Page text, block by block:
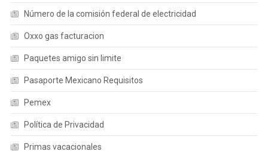
Número de la comisión federal de electricidad
Oxxo gas facturacion
Paquetes amigo sin limite
Pasaporte Mexicano Requisitos
Pemex
Política de Privacidad
Primas vacacionales